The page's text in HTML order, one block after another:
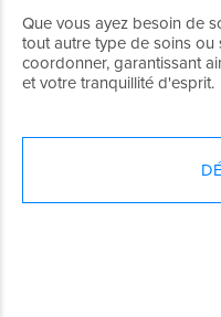
Que vous ayez besoin de
tout autre type de soins ou
coordonner, garantissant
et votre tranquillité d'esprit.